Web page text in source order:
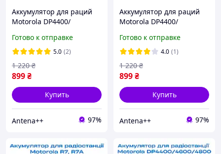
Аккумулятор для раций
Motorola DP4400/
DP4600e/ DP4800/
DP4800e емкостью
3000мАч (без Type-C)
Готово к отправке
5.0 (2)
899₴
1 220 ₴
Купить
Antena++ 97%
Аккумулятор для раций
Motorola DP4400/
DP4600e/ DP4800/
DP4800e емкостью
3000мАч с Type-C
Готово к отправке
4.0 (1)
899₴
1 220 ₴
Купить
Antena++ 97%